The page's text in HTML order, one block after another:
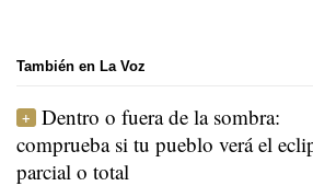
También en La Voz
Dentro o fuera de la sombra:
comprueba si tu pueblo verá el
parcial o total